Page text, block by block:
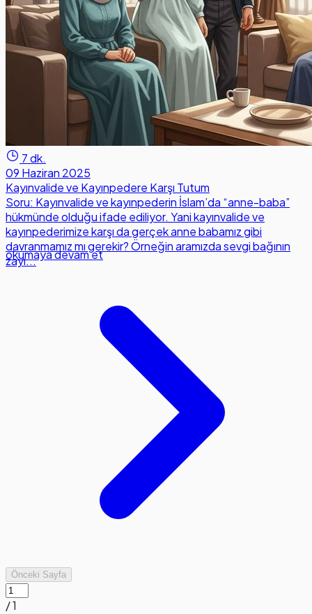
7 dk.
09 Haziran 2025
Kayınvalide ve Kayınpedere Karşı Tutum
Soru: Kayınvalide ve kayınpederin İslam’da “anne-baba”
hükmünde olduğu ifade ediliyor. Yani kayınvalide ve
kayınpederimize karşı da gerçek anne babamız gibi
davranmamız mı gerekir? Örneğin aramızda sevgi bağının
zayı...
okumaya devam et
Önceki Sayfa
/1